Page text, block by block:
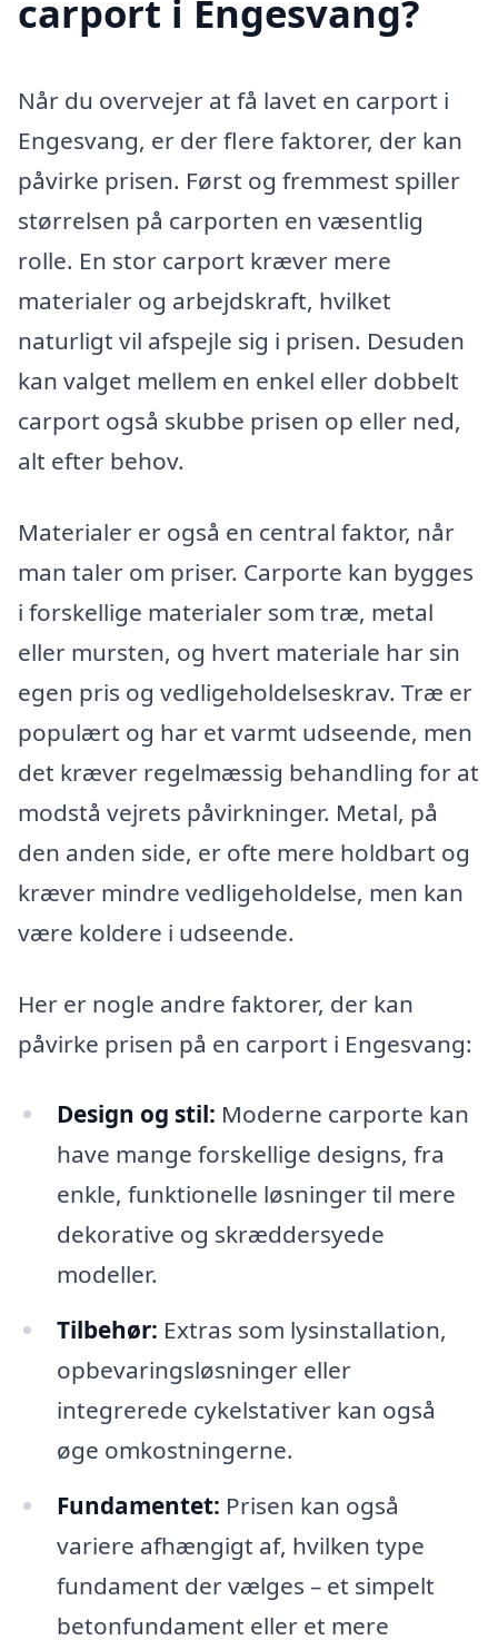
carport i Engesvang?
Når du overvejer at få lavet en carport i
Engesvang, er der flere faktorer, der kan
påvirke prisen. Først og fremmest spiller
størrelsen på carporten en væsentlig
rolle. En stor carport kræver mere
materialer og arbejdskraft, hvilket
naturligt vil afspejle sig i prisen. Desuden
kan valget mellem en enkel eller dobbelt
carport også skubbe prisen op eller ned,
alt efter behov.
Materialer er også en central faktor, når
man taler om priser. Carporte kan bygges
i forskellige materialer som træ, metal
eller mursten, og hvert materiale har sin
egen pris og vedligeholdelseskrav. Træ er
populært og har et varmt udseende, men
det kræver regelmæssig behandling for at
modstå vejrets påvirkninger. Metal, på
den anden side, er ofte mere holdbart og
kræver mindre vedligeholdelse, men kan
være koldere i udseende.
Her er nogle andre faktorer, der kan
påvirke prisen på en carport i Engesvang:
Design og stil: Moderne carporte kan
have mange forskellige designs, fra
enkle, funktionelle løsninger til mere
dekorative og skræddersyede
modeller.
Tilbehør: Extras som lysinstallation,
opbevaringsløsninger eller
integrerede cykelstativer kan også
øge omkostningerne.
Fundamentet: Prisen kan også
variere afhængigt af, hvilken type
fundament der vælges – et simpelt
betonfundament eller et mere